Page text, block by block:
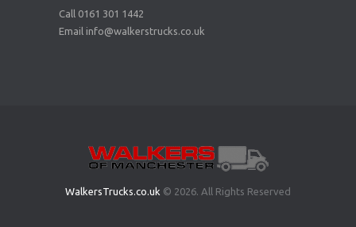
Call 0161 301 1442
Email info@walkerstrucks.co.uk
WalkersTrucks.co.uk © 2026. All Rights Reserved